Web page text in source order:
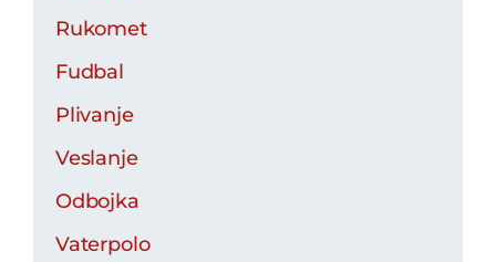
Rukomet
Fudbal
Plivanje
Veslanje
Odbojka
Vaterpolo